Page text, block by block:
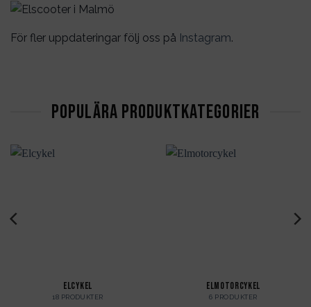
För fler uppdateringar följ oss på Instagram.
POPULÄRA PRODUKTKATEGORIER
ELCYKEL
18 PRODUKTER
ELMOTORCYKEL
6 PRODUKTER